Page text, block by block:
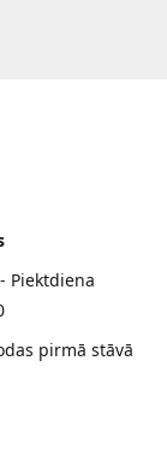
Piektdiena
pirmā stāvā